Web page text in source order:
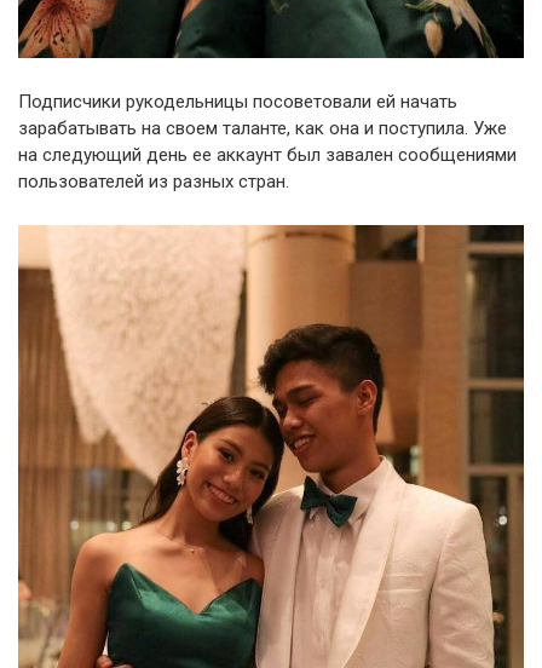
Подписчики рукодельницы посоветовали ей начать
зарабатывать на своем таланте, как она и поступила. Уже
на следующий день ее аккаунт был завален сообщениями
пользователей из разных стран.